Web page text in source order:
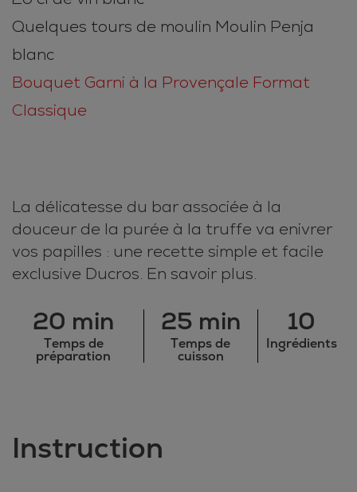
Quelques tours de moulin Moulin Penja
blanc
Bouquet Garni à la Provençale Format
Classique
La délicatesse du bar associée à la
douceur de la purée à la truffe va enivrer
vos papilles : une recette simple et facile
exclusive Ducros. En savoir plus.
20 min
Temps de
préparation
25 min
Temps de
cuisson
10
Ingrédients
Instruction